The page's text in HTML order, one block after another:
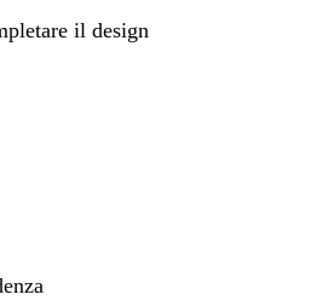
il design